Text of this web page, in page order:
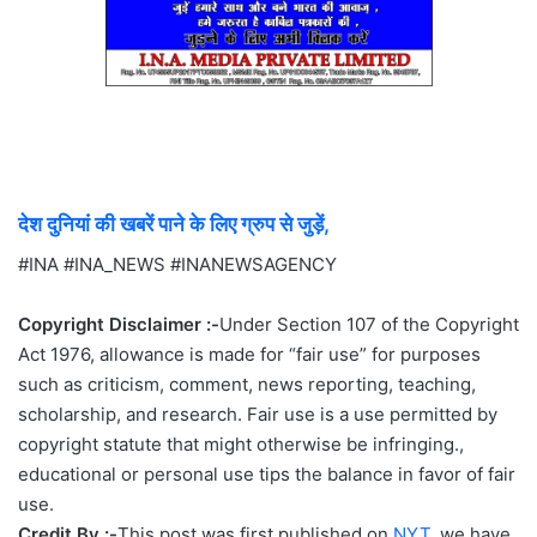
देश दुनियां की खबरें पाने के लिए ग्रुप से जुड़ें,
#INA #INA_NEWS #INANEWSAGENCY
Copyright Disclaimer :-Under Section 107 of the Copyright
Act 1976, allowance is made for “fair use” for purposes
such as criticism, comment, news reporting, teaching,
scholarship, and research. Fair use is a use permitted by
copyright statute that might otherwise be infringing.,
educational or personal use tips the balance in favor of fair
use.